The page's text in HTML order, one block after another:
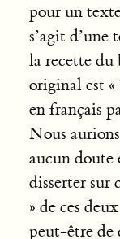
pour un
s’agit
la recette du
original est
en français
Nous
aucun doute
disserter sur
» de ces
peut-être de